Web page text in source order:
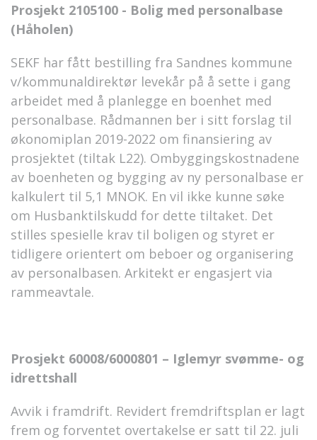
Prosjekt 2105100 - Bolig med personalbase
(Håholen)
SEKF har fått bestilling fra Sandnes kommune
v/kommunaldirektør levekår på å sette i gang
arbeidet med å planlegge en boenhet med
personalbase. Rådmannen ber i sitt forslag til
økonomiplan 2019-2022 om finansiering av
prosjektet (tiltak L22). Ombyggingskostnadene
av boenheten og bygging av ny personalbase er
kalkulert til 5,1 MNOK. En vil ikke kunne søke
om Husbanktilskudd for dette tiltaket. Det
stilles spesielle krav til boligen og styret er
tidligere orientert om beboer og organisering
av personalbasen. Arkitekt er engasjert via
rammeavtale.
Prosjekt 60008/6000801 – Iglemyr svømme- og
idrettshall
Avvik i framdrift. Revidert fremdriftsplan er lagt
frem og forventet overtakelse er satt til 22. juli